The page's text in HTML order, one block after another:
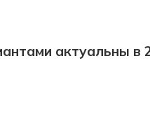
актуальны в